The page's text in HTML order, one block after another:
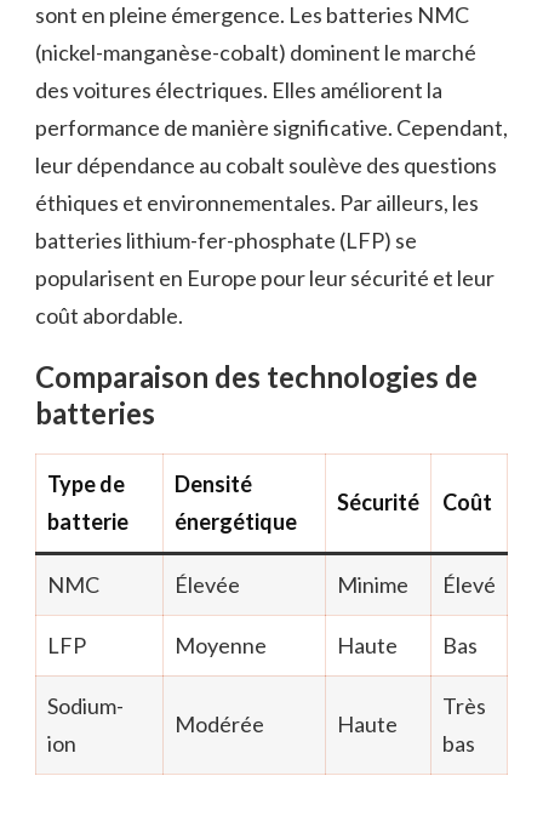
sont en pleine émergence. Les batteries NMC
(nickel-manganèse-cobalt) dominent le marché
des voitures électriques. Elles améliorent la
performance de manière significative. Cependant,
leur dépendance au cobalt soulève des questions
éthiques et environnementales. Par ailleurs, les
batteries lithium-fer-phosphate (LFP) se
popularisent en Europe pour leur sécurité et leur
coût abordable.
Comparaison des technologies de
batteries
Type de
batterie
Densité
énergétique
Sécurité Coût
NMC Élevée Minime Élevé
LFP Moyenne Haute Bas
Sodium-
ion
Modérée Haute
Très
bas